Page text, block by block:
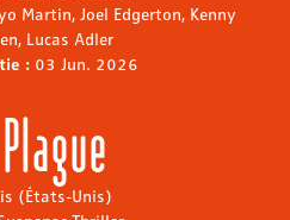
Martin, Joel Edgerton, Kenny
Lucas Adler
: 03 Jun. 2026
(États-Unis)